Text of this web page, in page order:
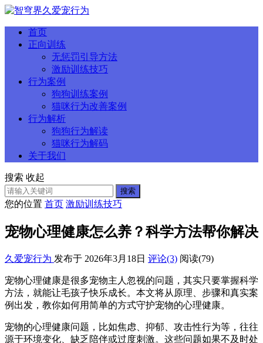
首页
正向训练
无惩罚引导方法
激励训练技巧
行为案例
狗狗训练案例
猫咪行为改善案例
行为解析
狗狗行为解读
猫咪行为解码
关于我们
搜索 收起
搜索
您的位置 首页 激励训练技巧
宠物心理健康怎么养？科学方法帮你解决
久爱宠行为 发布于 2026年3月18日 评论(3) 阅读(79)
宠物心理健康是很多宠物主人忽视的问题，其实只要掌握科学
方法，就能让毛孩子快乐成长。本文将从原理、步骤和真实案
例出发，教你如何用简单的方式守护宠物的心理健康。
宠物的心理健康问题，比如焦虑、抑郁、攻击性行为等，往往
源于环境变化、缺乏陪伴或过度刺激。这些问题如果不及时处